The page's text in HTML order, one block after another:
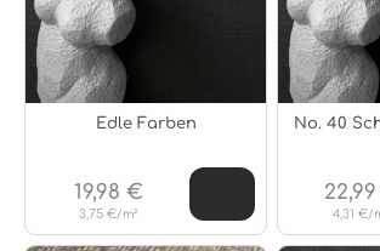
Edle Farben
3,75 €/m²
19,98 €
No. 40
4,31 €/